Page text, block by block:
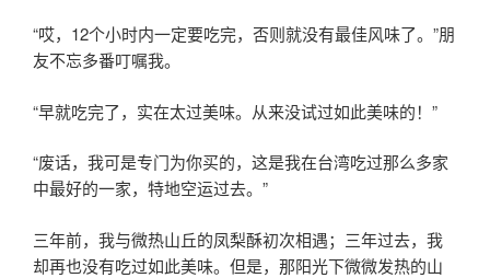
“哎，12个小时内一定要吃完，否则就没有最佳风味了。”朋
友不忘多番叮嘱我。
“早就吃完了，实在太过美味。从来没试过如此美味的！”
“废话，我可是专门为你买的，这是我在台湾吃过那么多家
中最好的一家，特地空运过去。”
三年前，我与微热山丘的凤梨酥初次相遇；三年过去，我
却再也没有吃过如此美味。但是，那阳光下微微发热的山